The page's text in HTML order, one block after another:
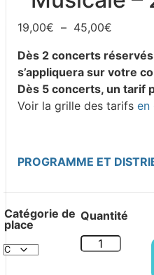
19,00€ – 45,00€
Dès 2 concerts
s’appliquera sur votre
Dès 5 concerts, un tarif
Voir la grille des tarifs en
PROGRAMME ET
Catégorie de
place